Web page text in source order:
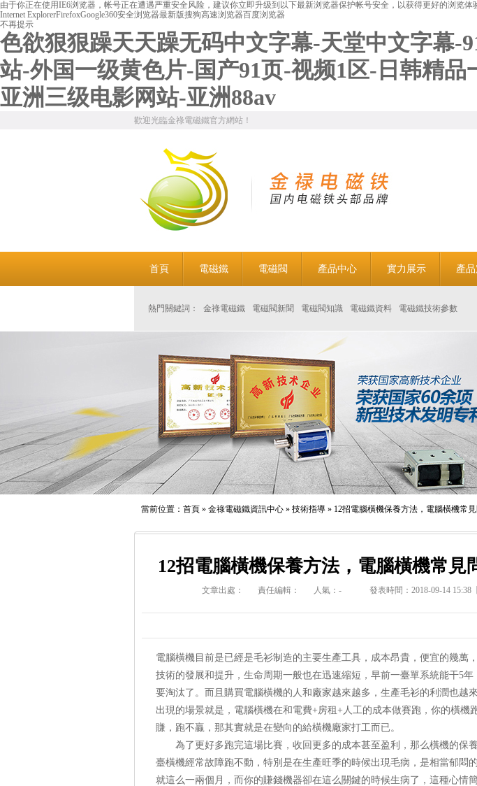
由于你正在使用IE6浏览器，帐号正在遭遇严重安全风险，建议你立即升级到以下最新浏览器保护帐号安全，以获得更好的浏览体
Internet ExplorerFirefoxGoogle360安全浏览器最新版搜狗高速浏览器百度浏览器
不再提示
色欲狠狠躁天天躁无码中文字幕-天堂中文字幕-
站-外国一级黄色片-国产91页-视频1区-日韩精
亚洲三级电影网站-亚洲88av
歡迎光臨金祿電磁鐵官方網站！
首頁 電磁鐵 電磁閥 產品中心 實力展示 產品
熱門關鍵詞： 金祿電磁鐵 電磁閥新聞 電磁閥知識 電磁鐵資料 電磁鐵技術參數
當前位置： 首頁 » 金祿電磁鐵資訊中心 » 技術指導 » 12招電腦橫機保養方法，電腦橫機常
12招電腦橫機保養方法，電腦橫機常見
文章出處： 責任編輯： 人氣： - 發表時間：2018-09-14 15:38
電腦橫機目前是已經是毛衫制造的主要生產工具，成本昂貴，便宜的幾萬
技術的發展和提升，生命周期一般也在迅速縮短，早前一臺單系統能干5
要淘汰了。而且購買電腦橫機的人和廠家越來越多，生產毛衫的利潤也越
出現的場景就是，電腦橫機在和電費+房租+人工的成本做賽跑，你的橫機
賺，跑不贏，那其實就是在變向的給橫機廠家打工而已。
為了更好多跑完這場比賽，收回更多的成本甚至盈利，那么橫機的保
臺橫機經常故障跑不動，特別是在生產旺季的時候出現毛病，是相當郁悶
就這么一兩個月，而你的賺錢機器卻在這么關鍵的時候生病了，這種心情簡